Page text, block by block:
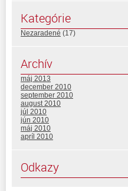
Kategórie
Nezaradené (17)
Archív
máj 2013
december 2010
september 2010
august 2010
júl 2010
jún 2010
máj 2010
apríl 2010
Odkazy